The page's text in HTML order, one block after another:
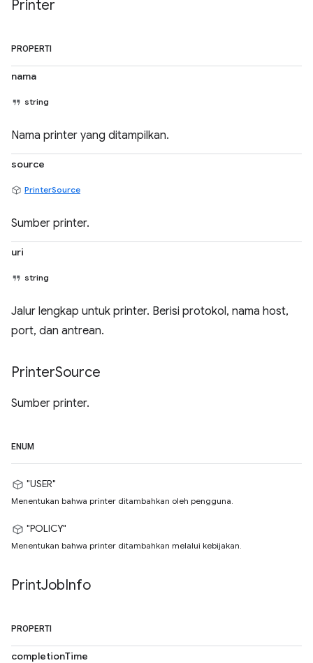
Printer
PROPERTI
nama
string
Nama printer yang ditampilkan.
source
PrinterSource
Sumber printer.
uri
string
Jalur lengkap untuk printer. Berisi protokol, nama host,
port, dan antrean.
PrinterSource
Sumber printer.
ENUM
"USER"
Menentukan bahwa printer ditambahkan oleh pengguna.
"POLICY"
Menentukan bahwa printer ditambahkan melalui kebijakan.
PrintJobInfo
PROPERTI
completionTime